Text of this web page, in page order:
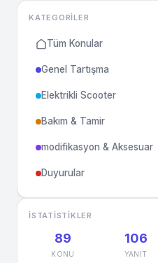
KATEGORILER
Tüm Konular
Genel Tartışma
Elektrikli Scooter
Bakım & Tamir
modifikasyon & Aksesuar
Duyurular
İSTATISTIKLER
89
KONU
106
YANIT